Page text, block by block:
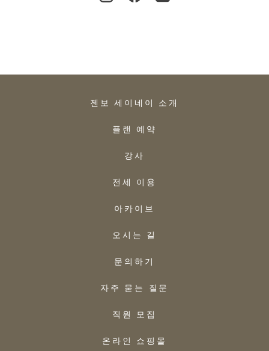
젠보 세이네이 소개
플랜 예약
강사
전세 이용
아카이브
오시는 길
문의하기
자주 묻는 질문
직원 모집
온라인 쇼핑몰